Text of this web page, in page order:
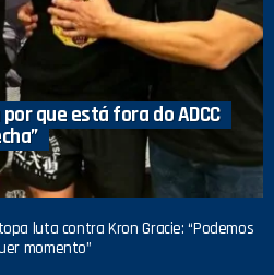
que está fora do ADCC
luta contra Kron Gracie: “Podemos
momento”